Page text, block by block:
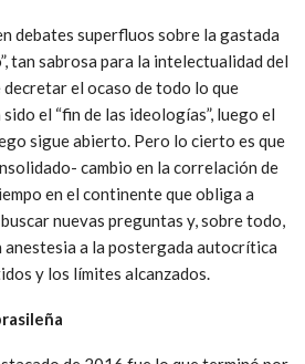
debates superfluos sobre la gastada
tan sabrosa para la intelectualidad del
el ocaso de todo lo que
el “fin de las ideologías”, luego el
sigue abierto. Pero lo cierto es que
cambio en la correlación de
en el continente que obliga a
nuevas preguntas y, sobre todo,
anestesia a la postergada autocrítica
y los límites alcanzados.